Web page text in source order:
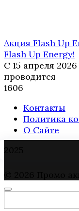
Акция Flash Up
Flash Up Energy!
С 15 апреля
проводится
1606
Контакты
Политика
О Сайте